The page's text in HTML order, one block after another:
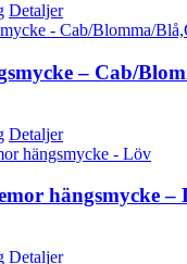
Detaljer
– Cab/
Detaljer
hängsmycke –
Detaljer